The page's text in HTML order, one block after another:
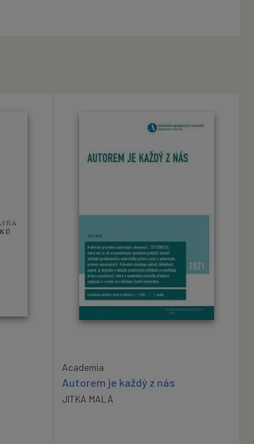
Academia
Autorem je každý z nás
JITKA MALÁ